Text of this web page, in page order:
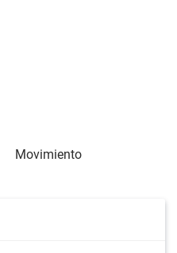
Movimiento